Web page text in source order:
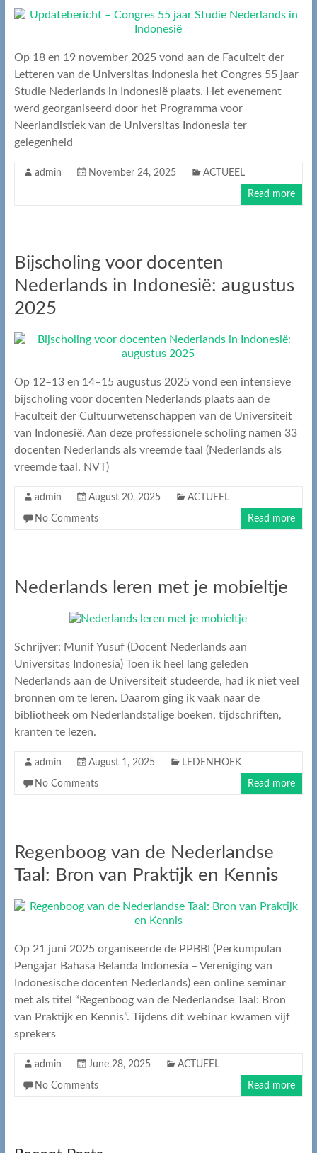
Op 18 en 19 november 2025 vond aan de Faculteit der
Letteren van de Universitas Indonesia het Congres 55 jaar
Studie Nederlands in Indonesië plaats. Het evenement
werd georganiseerd door het Programma voor
Neerlandistiek van de Universitas Indonesia ter
gelegenheid
admin November 24, 2025 ACTUEEL
Read more
Bijscholing voor docenten
Nederlands in Indonesië: augustus
2025
Op 12–13 en 14–15 augustus 2025 vond een intensieve
bijscholing voor docenten Nederlands plaats aan de
Faculteit der Cultuurwetenschappen van de Universiteit
van Indonesië. Aan deze professionele scholing namen 33
docenten Nederlands als vreemde taal (Nederlands als
vreemde taal, NVT)
admin August 20, 2025 ACTUEEL
No Comments Read more
Nederlands leren met je mobieltje
Schrijver: Munif Yusuf (Docent Nederlands aan
Universitas Indonesia) Toen ik heel lang geleden
Nederlands aan de Universiteit studeerde, had ik niet veel
bronnen om te leren. Daarom ging ik vaak naar de
bibliotheek om Nederlandstalige boeken, tijdschriften,
kranten te lezen.
admin August 1, 2025 LEDENHOEK
No Comments Read more
Regenboog van de Nederlandse
Taal: Bron van Praktijk en Kennis
Op 21 juni 2025 organiseerde de PPBBI (Perkumpulan
Pengajar Bahasa Belanda Indonesia – Vereniging van
Indonesische docenten Nederlands) een online seminar
met als titel “Regenboog van de Nederlandse Taal: Bron
van Praktijk en Kennis”. Tijdens dit webinar kwamen vijf
sprekers
admin June 28, 2025 ACTUEEL
No Comments Read more